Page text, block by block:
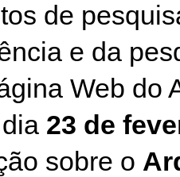
de
e da
Web do
23 de
sobre o